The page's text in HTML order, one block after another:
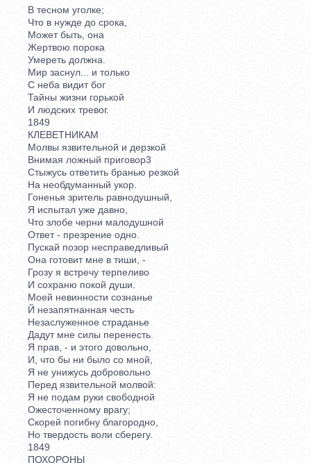
В тесном уголке;
Что в нужде до срока,
Может быть, она
Жертвою порока
Умереть должна.
Мир заснул... и только
С неба видит бог
Тайны жизни горькой
И людских тревог.
1849
КЛЕВЕТНИКАМ
Молвы язвительной и дерзкой
Внимая ложный приговор3
Стыжусь ответить бранью резкой
На необдуманный укор.
Гоненья зритель равнодушный,
Я испытал уже давно,
Что злобе черни малодушной
Ответ - презрение одно.
Пускай позор несправедливый
Она готовит мне в тиши, -
Грозу я встречу терпеливо
И сохраню покой души.
Моей невинности сознанье
Й незапятнанная честь
Незаслуженное страданье
Дадут мне силы перенесть.
Я прав, - и этого довольно,
И, что бы ни было со мной,
Я не унижусь добровольно
Перед язвительной молвой:
Я не подам руки свободной
Ожесточенному врагу;
Скорей погибну благородно,
Но твердость воли сберегу.
1849
ПОХОРОНЫ